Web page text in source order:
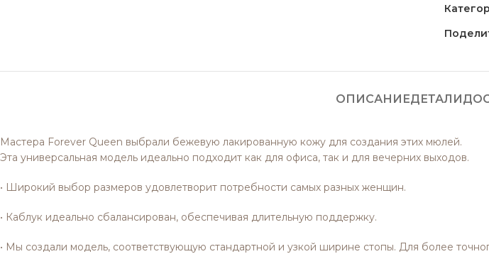
ОПИСАНИЕДЕТАЛИ
Мастера Forever Queen выбрали бежевую лакированную кожу для создания этих мюлей.
Эта универсальная модель идеально подходит как для офиса, так и для вечерних выходов.
• Широкий выбор размеров удовлетворит потребности самых разных женщин.
• Каблук идеально сбалансирован, обеспечивая длительную поддержку.
• Мы создали модель, соответствующую стандартной и узкой ширине стопы. Для более